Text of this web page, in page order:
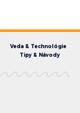
Veda & Technológie
Tipy & Návody